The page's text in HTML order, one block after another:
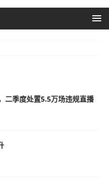
二季度处置5.5万场违规直播